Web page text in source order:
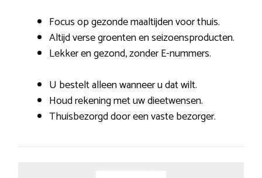
Focus op gezonde maaltijden voor thuis.
Altijd verse groenten en seizoensproducten.
Lekker en gezond, zonder E-nummers.
U bestelt alleen wanneer u dat wilt.
Houd rekening met uw dieetwensen.
Thuisbezorgd door een vaste bezorger.